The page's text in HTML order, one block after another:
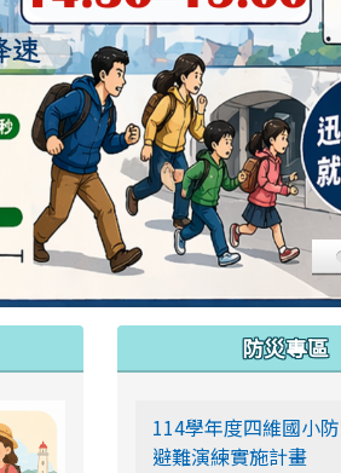
link to https://siwei-
防災專區
114學年度四維國小
避難演練實施計畫